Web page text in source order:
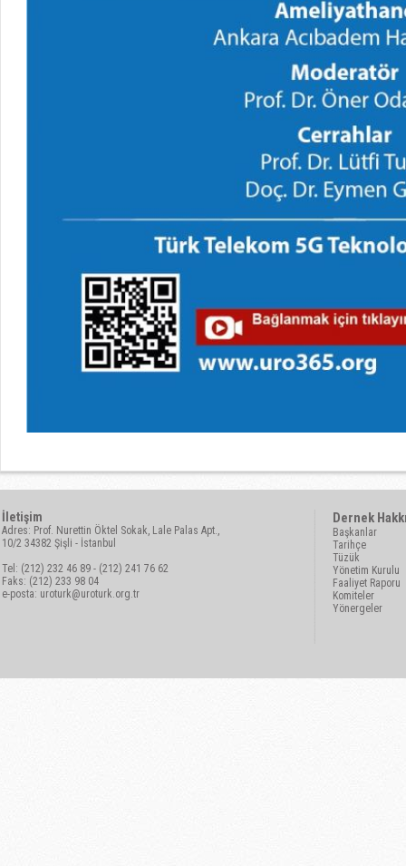
İletişim
Adres: Prof. Nurettin Öktel Sokak, Lale Palas Apt.,
10/2 34382 Şişli - İstanbul
Tel: (212) 232 46 89 - (212) 241 76 62
Faks: (212) 233 98 04
e-posta: uroturk@uroturk.org.tr
Dernek
Başkanlar
Tarihçe
Tüzük
Yönetim Kurulu
Faaliyet Raporu
Komiteler
Yönergeler